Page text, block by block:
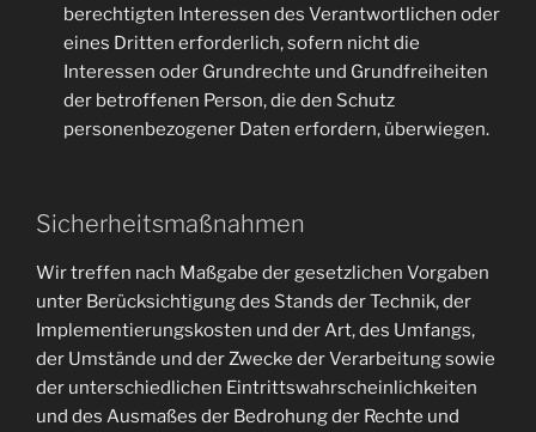
berechtigten Interessen des Verantwortlichen oder
eines Dritten erforderlich, sofern nicht die
Interessen oder Grundrechte und Grundfreiheiten
der betroffenen Person, die den Schutz
personenbezogener Daten erfordern, überwiegen.
Sicherheitsmaßnahmen
Wir treffen nach Maßgabe der gesetzlichen Vorgaben
unter Berücksichtigung des Stands der Technik, der
Implementierungskosten und der Art, des Umfangs,
der Umstände und der Zwecke der Verarbeitung sowie
der unterschiedlichen Eintrittswahrscheinlichkeiten
und des Ausmaßes der Bedrohung der Rechte und